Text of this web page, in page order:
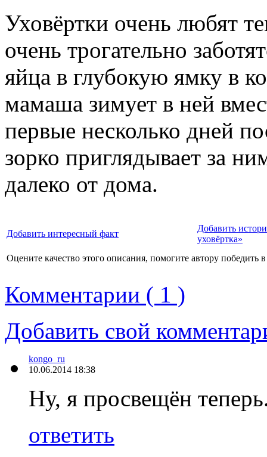
Уховёртки очень любят
очень трогательно
яйца в глубокую ямку в
мамаша зимует в ней
первые несколько дней
зорко приглядывает за
далеко от дома.
Добавить интересный факт
Добавить
уховёртка»
Оцените качество этого описания, помогите автору победить
Комментарии ( 1 )
Добавить свой
kongo_ru
10.06.2014 18:38
Ну, я просвещён
ответить